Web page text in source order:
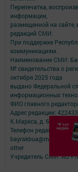
Перепечатка,
информации,
размещенной на сайте,
редакций СМИ.
При поддержке
коммуникациям.
Наименование СМИ:
№ свидетельства о
октября 2025 года
выдано Федеральной
информационных
ФИО главного
Адрес редакции:
К.Маркса, д. 62
Телефон редакции:
bayrakbua@mail.ru
other
Учредитель СМИ: АО